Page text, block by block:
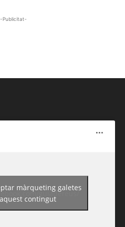
-Publicitat-
guiadereus/
màrqueting galetes
contingut